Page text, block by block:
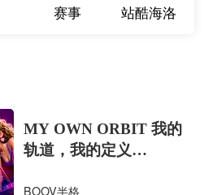
赛事 站酷海洛
MY OWN ORBIT 我的
轨道，我的定义
BOOV半格